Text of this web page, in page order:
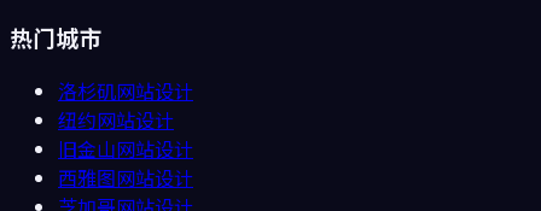
热门城市
洛杉矶网站设计
纽约网站设计
旧金山网站设计
西雅图网站设计